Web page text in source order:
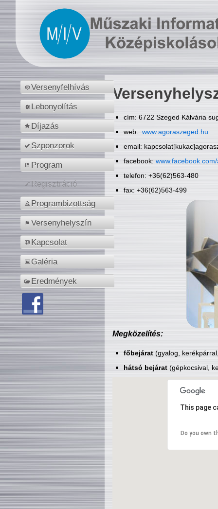
Versenyfelhívás
Lebonyolítás
Díjazás
Szponzorok
Program
Regisztráció
Programbizottság
Versenyhelyszín
Kapcsolat
Galéria
Eredmények
cím: 6722 Szeged Kálvária
web: www.agoraszeged.hu
email:
facebook:
telefon: +36(62)563-480
fax: +36(62)563-499
Megközelítés:
főbejárat(gyalog,
hátsó bejárat(gépkocsival,
This page
Do you own